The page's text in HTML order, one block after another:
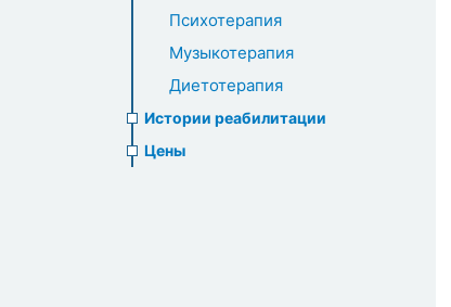
Психотерапия
Музыкотерапия
Диетотерапия
Истории реабилитации
Цены